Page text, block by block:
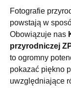
Fotografie
powstają w
Obowiązuje nas
przyrodniczej
to ogromny
pokazać piękno
uwzględniające